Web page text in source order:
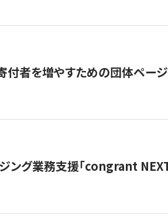
寄付者を増やすための団体ペー
ング業務支援「congrant